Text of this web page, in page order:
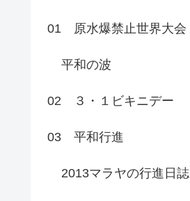
01 原水爆禁止世界大会
平和の波
02 ３・１ビキニデー
03 平和行進
2013マラヤの行進日誌